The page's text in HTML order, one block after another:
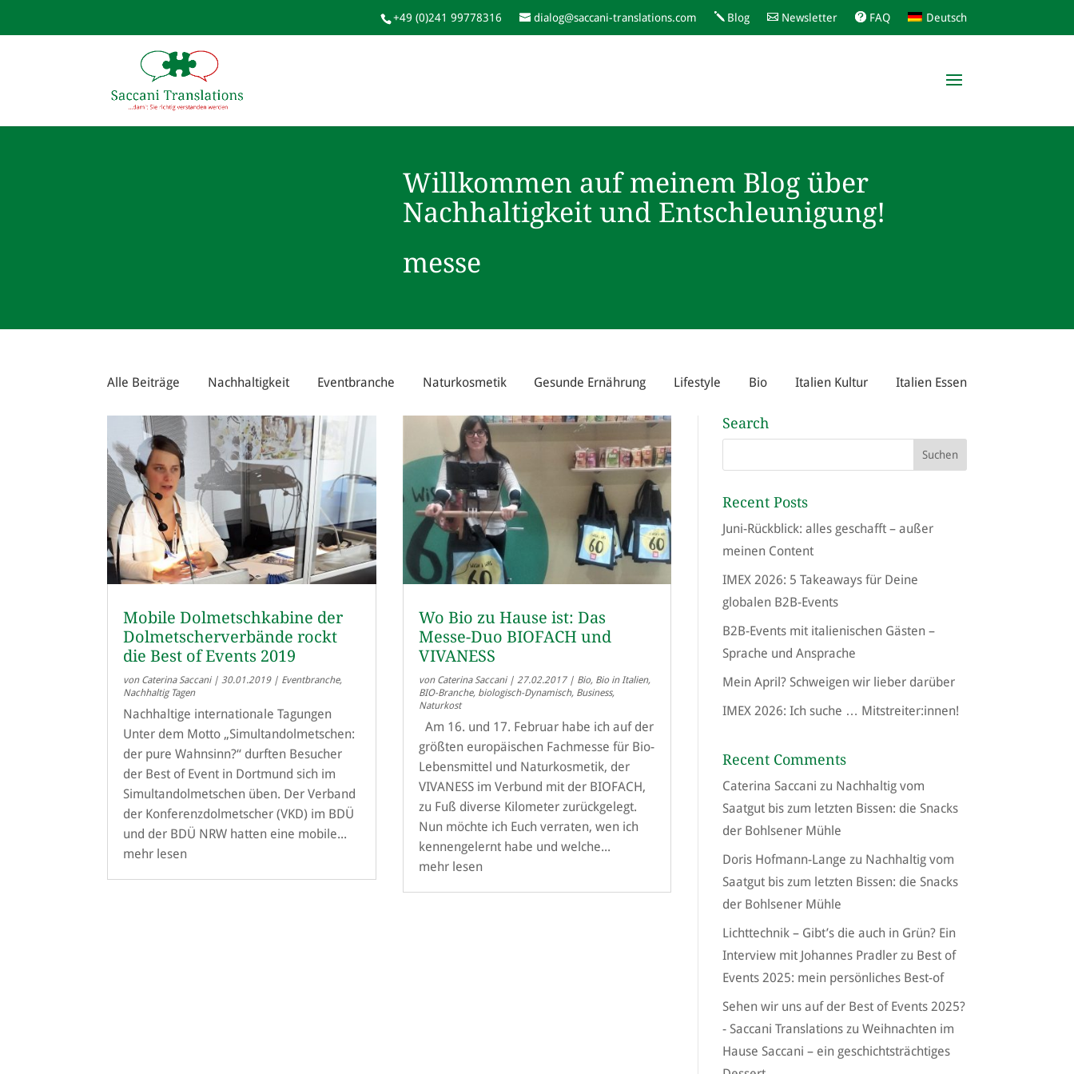
+49 (0)241 99778316 dialog@saccani-translations.com Blog Newsletter FAQ Deutsch
Willkommen auf meinem Blog über
Nachhaltigkeit und Entschleunigung!
messe
Alle Beiträge Nachhaltigkeit Eventbranche Naturkosmetik Gesunde Ernährung Lifestyle Bio Italien Kultur Italien Essen
Mobile Dolmetschkabine der
Dolmetscherverbände rockt
die Best of Events 2019
von Caterina Saccani| 30.01.2019| Eventbranche,
Nachhaltig Tagen
Nachhaltige internationale Tagungen
Unter dem Motto „Simultandolmetschen:
der pure Wahnsinn?“ durften Besucher
der Best of Event in Dortmund sich im
Simultandolmetschen üben. Der Verband
der Konferenzdolmetscher (VKD) im BDÜ
und der BDÜ NRW hatten eine mobile...
mehr lesen
Wo Bio zu Hause ist: Das
Messe-Duo BIOFACH und
VIVANESS
von Caterina Saccani| 27.02.2017| Bio, Bio in Italien,
BIO-Branche, biologisch-Dynamisch, Business,
Naturkost
Am 16. und 17. Februar habe ich auf der
größten europäischen Fachmesse für Bio-
Lebensmittel und Naturkosmetik, der
VIVANESS im Verbund mit der BIOFACH,
zu Fuß diverse Kilometer zurückgelegt.
Nun möchte ich Euch verraten, wen ich
kennengelernt habe und welche...
mehr lesen
Search
Recent Posts
Juni-Rückblick: alles geschafft – außer
meinen Content
IMEX 2026: 5 Takeaways für Deine
globalen B2B-Events
B2B-Events mit italienischen Gästen –
Sprache und Ansprache
Mein April? Schweigen wir lieber darüber
IMEX 2026: Ich suche … Mitstreiter:innen!
Recent Comments
Caterina Saccani zu Nachhaltig vom
Saatgut bis zum letzten Bissen: die Snacks
der Bohlsener Mühle
Doris Hofmann-Lange zu Nachhaltig vom
Saatgut bis zum letzten Bissen: die Snacks
der Bohlsener Mühle
Lichttechnik – Gibt’s die auch in Grün? Ein
Interview mit Johannes Pradlerzu Best of
Events 2025: mein persönliches Best-of
Sehen wir uns auf der Best of Events 2025?
- Saccani Translationszu Weihnachten im
Hause Saccani – ein geschichtsträchtiges